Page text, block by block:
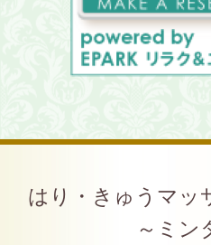
はり・きゅうマ
～ミン